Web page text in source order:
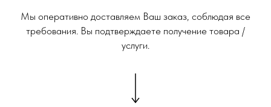
Мы оперативно доставляем Ваш заказ, соблюдая все
требования. Вы подтверждаете получение товара /
услуги.